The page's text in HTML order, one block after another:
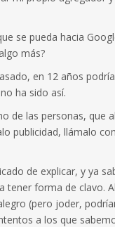
se pueda hacia
más?
en 12 años
ha sido así.
de las personas, que
publicidad, llámalo
de explicar, y ya
tener forma de clavo.
(pero joder,
a los que